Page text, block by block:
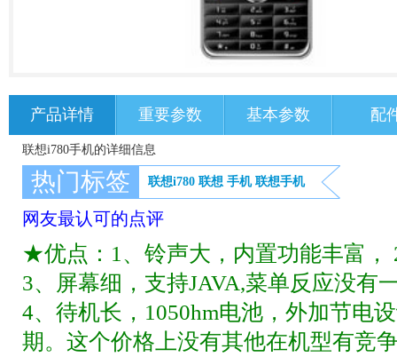
产品详情 重要参数 基本参数 配
联想i780手机的详细信息
热门标签 联想i780 联想 手机 联想手机
网友最认可的点评
★优点：1、铃声大，内置功能丰富，
3、屏幕细，支持JAVA,菜单反应没有
4、待机长，1050hm电池，外加节电
期。这个价格上没有其他在机型有竞